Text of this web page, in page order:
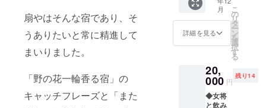
扇やはそんな宿であり、そ
うありたいと常に精進して
まいりました。
「野の花一輪香る宿」の
キャッチフレーズと「また
オル付
メージ
です ※
いたし
ます。 \
送料・
消費税
付指
定）
※詳しい
内容・
ます。
※別途
体験会
場をご
※休館
日、日
帰り入
浴休止
お問い
合わせ
くださ
い。
詳細】
①サン
クスレ
ター ②
オリジ
ナル手
③扇や
ポスト
カード
【以下
月
詳細を見る
こ
の
リ
タ
ー
ン
を
選
択
す
る
20,
000 円
残り14
◆女将
と飲み